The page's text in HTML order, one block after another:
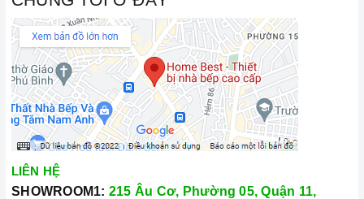
LIÊN HỆ
SHOWROOM1: 215 Âu Cơ, Phường 05, Quận 11,